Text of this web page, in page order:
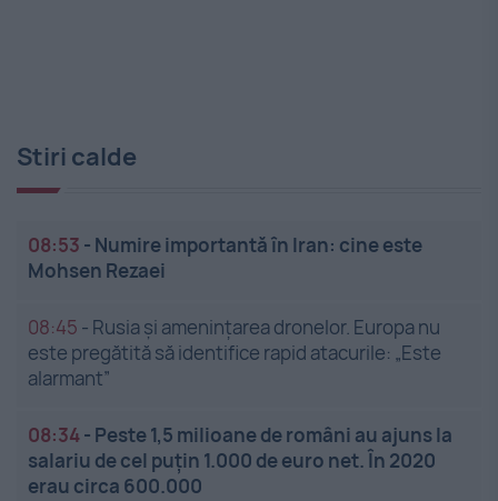
Stiri calde
08:53 - Numire importantă în Iran: cine este
Mohsen Rezaei
08:45 - Rusia și amenințarea dronelor. Europa nu
este pregătită să identifice rapid atacurile: „Este
alarmant”
08:34- Peste 1,5 milioane de români au ajuns la
salariu de cel puțin 1.000 de euro net. În 2020
erau circa 600.000